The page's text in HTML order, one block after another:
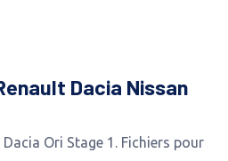
Dacia Nissan
Ori Stage 1. Fichiers pour